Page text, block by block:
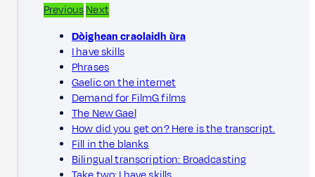
PreviousNext
Dòighean craolaidh ùra
I have skills
Phrases
Gaelic on the internet
Demand for FilmG films
The New Gael
How did you get on? Here is the transcript.
Fill in the blanks
Bilingual transcription: Broadcasting